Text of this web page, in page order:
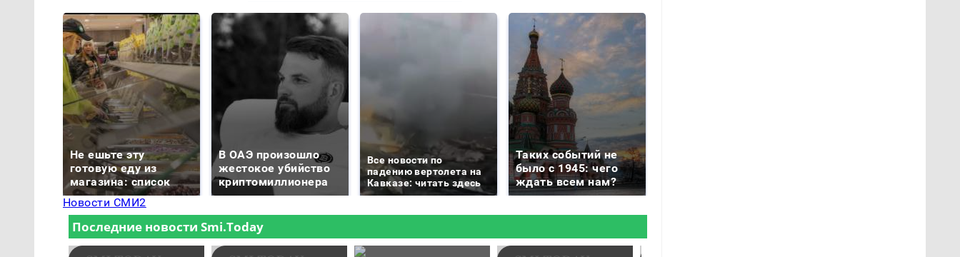
Не ешьте эту
готовую еду из
магазина: список
В ОАЭ произошло
жестокое убийство
криптомиллионера
Все новости по
падению вертолета на
Кавказе: читать здесь
Таких событий не
было с 1945: чего
ждать всем нам?
Новости СМИ2